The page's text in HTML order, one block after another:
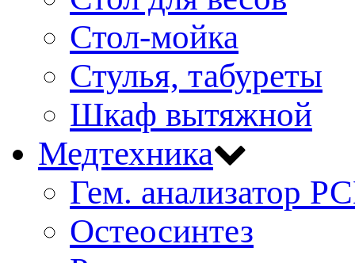
Стол-мойка
Стулья, табуреты
Шкаф вытяжной
Медтехника
Гем. анализатор
Остеосинтез